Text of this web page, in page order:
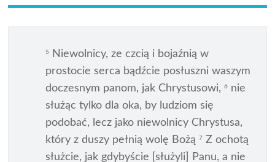
5
Niewolnicy, ze czcią i bojaźnią w
prostocie serca bądźcie posłuszni waszym
doczesnym panom, jak Chrystusowi,6 nie
służąc tylko dla oka, by ludziom się
podobać, lecz jako niewolnicy Chrystusa,
który z duszy pełnią wolę Bożą7 Z ochotą
służcie, jak gdybyście [służyli] Panu, a nie